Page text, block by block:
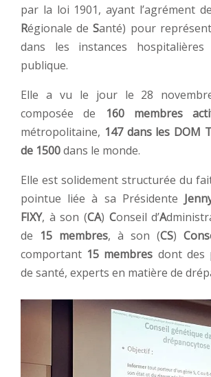
par la loi 1901, ayant l’agrément
Régionale deSanté) pour
dans les instances
publique.
Elle a vu le jour le 28
composée de
160 membres
métropolitaine, 147 dans les DOM
de 1500dans le monde.
Elle est solidement structurée du
pointue liée à sa Présidente
FIXY, à son (CA) Conseil d’A
de 15 membres, à son (CS)
comportant 15 membres dont des
de santé, experts en matière de